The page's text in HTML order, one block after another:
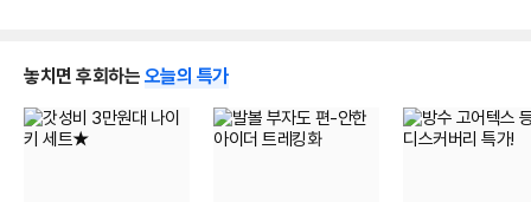
놓치면 후회하는 오늘의 특가